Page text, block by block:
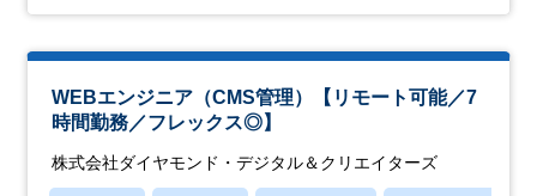
WEBエンジニア（CMS管理）【リモート可能／7
時間勤務／フレックス◎】
株式会社ダイヤモンド・デジタル＆クリエイターズ